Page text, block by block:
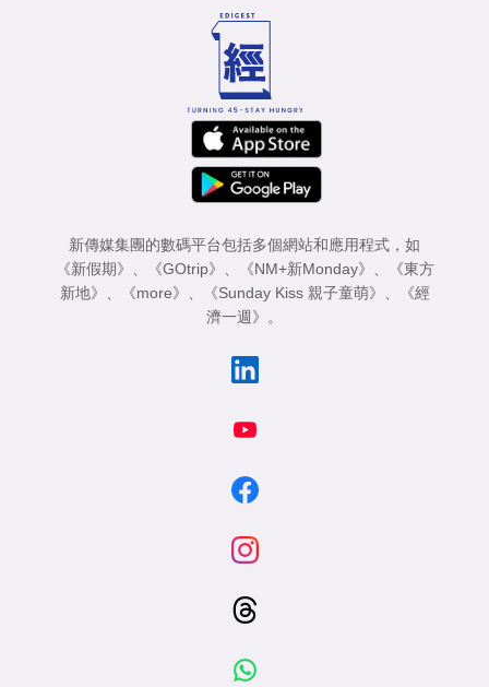
新傳媒集團的數碼平台包括多個網站和應用程式，如
《新假期》
《GOtrip》 《NM+新Monday》
《東方
新地》
《more》 《Sunday Kiss 親子童萌》
《經
濟一週》
。